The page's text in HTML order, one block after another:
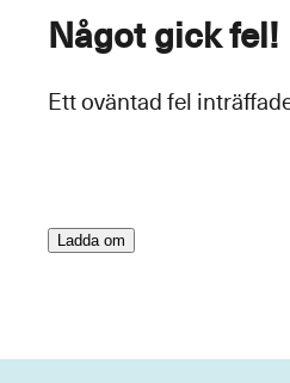
Något gick fel!
Ett oväntad fel
Ladda om